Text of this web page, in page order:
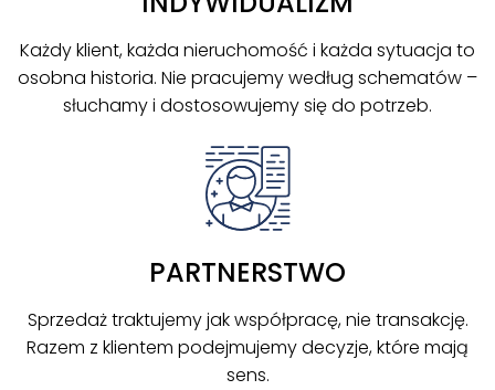
Każdy klient, każda nieruchomość i każda sytuacja to
osobna historia. Nie pracujemy według schematów –
słuchamy i dostosowujemy się do potrzeb.
PARTNERSTWO
Sprzedaż traktujemy jak współpracę, nie transakcję.
Razem z klientem podejmujemy decyzje, które mają
sens.